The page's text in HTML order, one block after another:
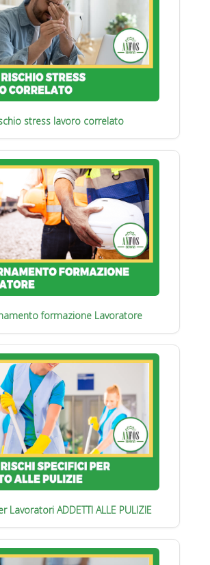
stress lavoro correlato
formazione Lavoratore
Lavoratori ADDETTI ALLE PULIZIE